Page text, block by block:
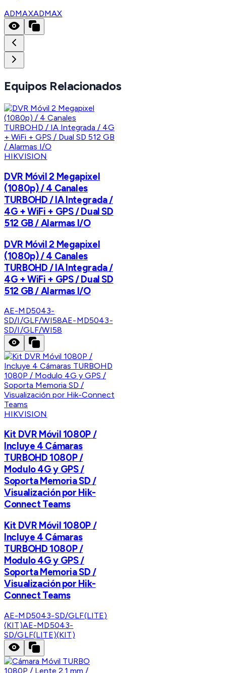
ADMAXADMAX
Equipos Relacionados
HIKVISION
DVR Móvil 2 Megapixel
(1080p) / 4 Canales
TURBOHD / IA Integrada /
4G + WiFi + GPS / Dual SD
512 GB / Alarmas I/O
DVR Móvil 2 Megapixel
(1080p) / 4 Canales
TURBOHD / IA Integrada /
4G + WiFi + GPS / Dual SD
512 GB / Alarmas I/O
AE-MD5043-
SD/I/GLF/WI58AE-MD5043-
SD/I/GLF/WI58
HIKVISION
Kit DVR Móvil 1080P /
Incluye 4 Cámaras
TURBOHD 1080P /
Modulo 4G y GPS /
Soporta Memoria SD /
Visualización por Hik-
Connect Teams
Kit DVR Móvil 1080P /
Incluye 4 Cámaras
TURBOHD 1080P /
Modulo 4G y GPS /
Soporta Memoria SD /
Visualización por Hik-
Connect Teams
AE-MD5043-SD/GLF(LITE)
(KIT)AE-MD5043-
SD/GLF(LITE)(KIT)